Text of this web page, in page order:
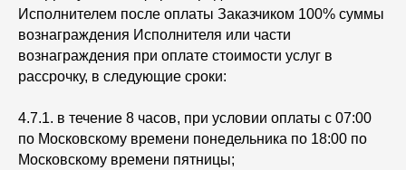
Исполнителем после оплаты Заказчиком 100% суммы
вознаграждения Исполнителя или части
вознаграждения при оплате стоимости услуг в
рассрочку, в следующие сроки:
4.7.1. в течение 8 часов, при условии оплаты с 07:00
по Московскому времени понедельника по 18:00 по
Московскому времени пятницы;